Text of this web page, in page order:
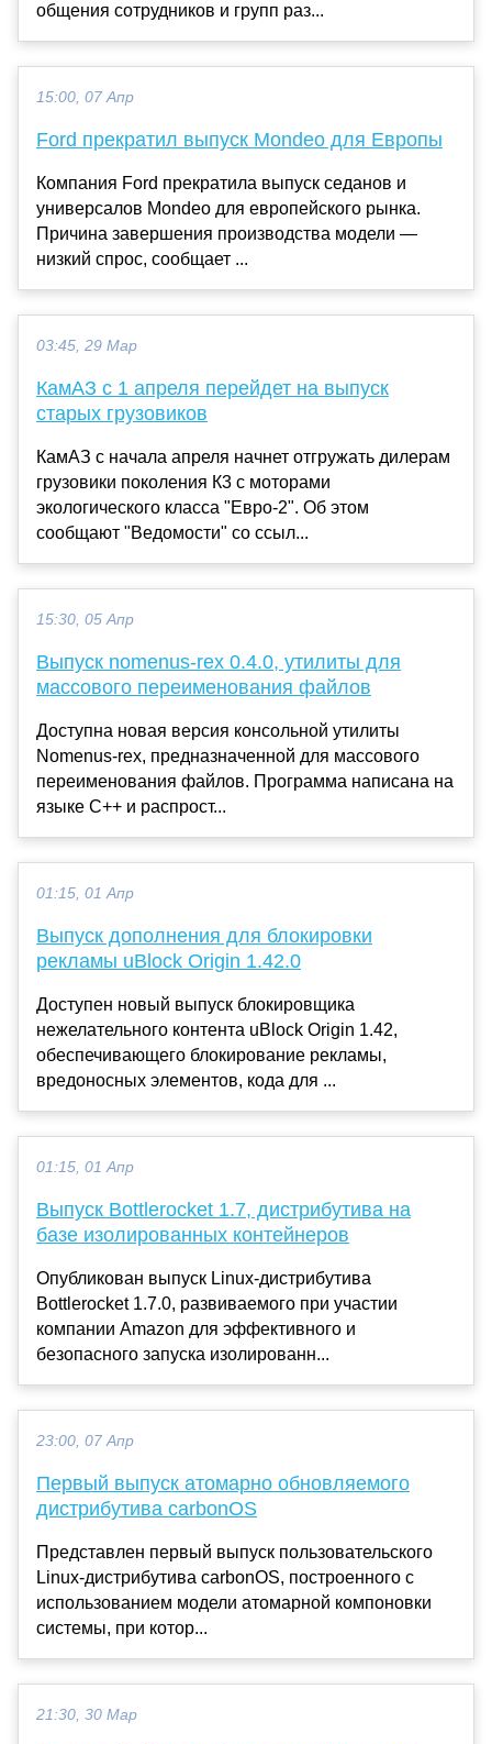
общения сотрудников и групп раз...
15:00, 07 Апр
Ford прекратил выпуск Mondeo для Европы
Компания Ford прекратила выпуск седанов и
универсалов Mondeo для европейского рынка.
Причина завершения производства модели —
низкий спрос, сообщает ...
03:45, 29 Мар
КамАЗ с 1 апреля перейдет на выпуск
старых грузовиков
КамАЗ с начала апреля начнет отгружать дилерам
грузовики поколения К3 с моторами
экологического класса "Евро-2". Об этом
сообщают "Ведомости" со ссыл...
15:30, 05 Апр
Выпуск nomenus-rex 0.4.0, утилиты для
массового переименования файлов
Доступна новая версия консольной утилиты
Nomenus-rex, предназначенной для массового
переименования файлов. Программа написана на
языке C++ и распрост...
01:15, 01 Апр
Выпуск дополнения для блокировки
рекламы uBlock Origin 1.42.0
Доступен новый выпуск блокировщика
нежелательного контента uBlock Origin 1.42,
обеспечивающего блокирование рекламы,
вредоносных элементов, кода для ...
01:15, 01 Апр
Выпуск Bottlerocket 1.7, дистрибутива на
базе изолированных контейнеров
Опубликован выпуск Linux-дистрибутива
Bottlerocket 1.7.0, развиваемого при участии
компании Amazon для эффективного и
безопасного запуска изолированн...
23:00, 07 Апр
Первый выпуск атомарно обновляемого
дистрибутива carbonOS
Представлен первый выпуск пользовательского
Linux-дистрибутива carbonOS, построенного с
использованием модели атомарной компоновки
системы, при котор...
21:30, 30 Мар